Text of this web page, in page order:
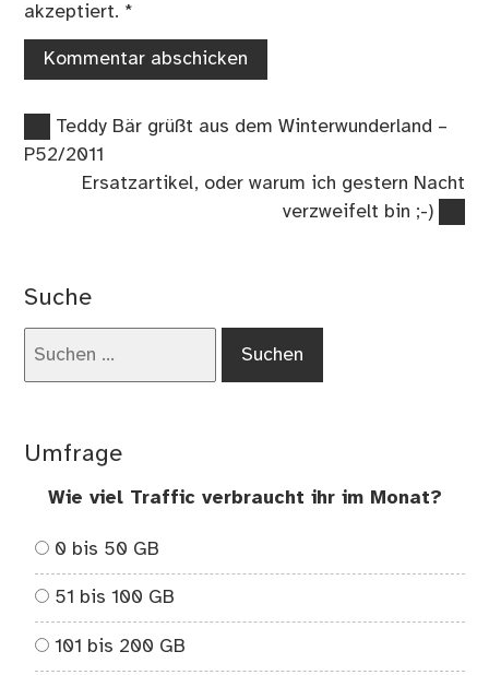
akzeptiert. *
Beitragsnavigation
Vorheriger
Beitrag:
Teddy Bär grüßt aus dem Winterwunderland –
P52/2011
Nächster
Ersatzartikel, oder warum ich gestern Nacht
verzweifelt bin ;-)
Suche
Umfrage
Wie viel Traffic verbraucht ihr im Monat?
0 bis 50 GB
51 bis 100 GB
101 bis 200 GB